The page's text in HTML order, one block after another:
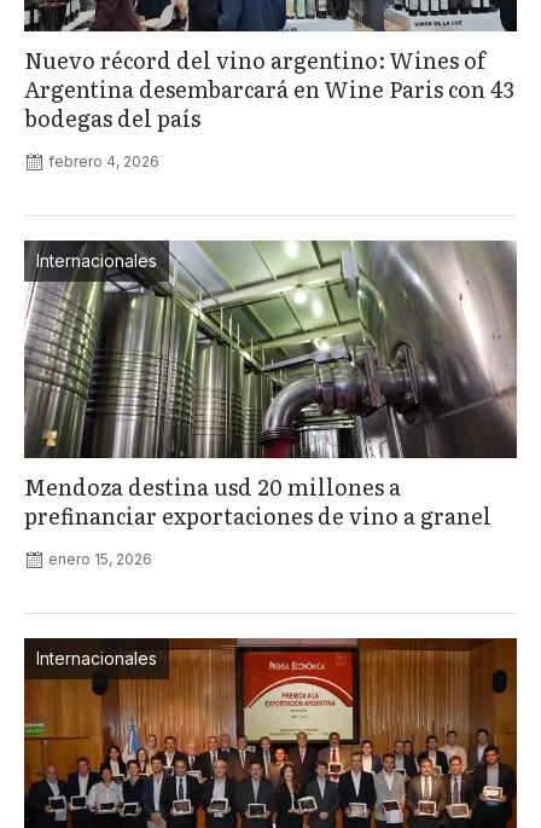
Nuevo récord del vino argentino: Wines of
Argentina desembarcará en Wine Paris con 43
bodegas del país
febrero 4, 2026
Internacionales
Mendoza destina usd 20 millones a
prefinanciar exportaciones de vino a granel
enero 15, 2026
Internacionales